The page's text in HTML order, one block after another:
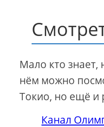
Мало кто
нём можно
Токио, но ещё и
Канал